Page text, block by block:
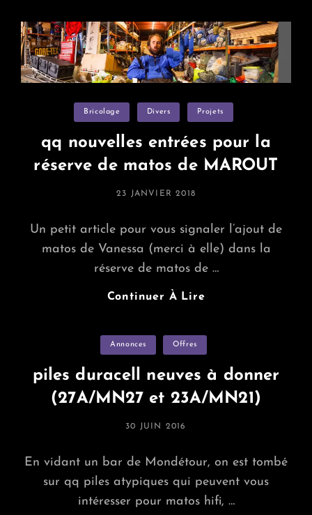
–
2022
Categories
Bricolage Divers Projets
qq nouvelles entrées pour la
réserve de matos de MAROUT
POSTED
23 JANVIER 2018
Un petit article pour vous signaler l’ajout de
matos de Vanessa (merci à elle) dans la
réserve de matos de …
Continuer À LireQq
Réserve
De
Categories
Annonces Offres
piles duracell neuves à donner
(27A/MN27 et 23A/MN21)
POSTED
30 JUIN 2016
En vidant un bar de Mondétour, on est tombé
sur qq piles atypiques qui peuvent vous
intéresser pour matos hifi, …